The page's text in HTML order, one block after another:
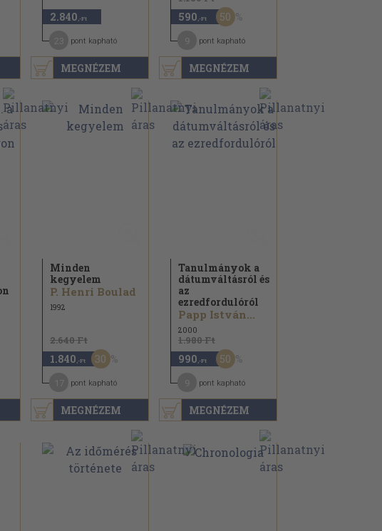
MEGNÉZEM
2.840 ,-Ft
pont kapható
MEGNÉZEM
590 ,-Ft 50
pont kapható
MEGNÉZEM
Minden
kegyelem
P. Henri Boulad
1992
2.640 Ft
1.840 ,-Ft 30
pont kapható
MEGNÉZEM
Tanulmányok a
dátumváltásról és
az
ezredfordulóról
Papp István...
2000
1.980 Ft
990 ,-Ft 50
pont kapható